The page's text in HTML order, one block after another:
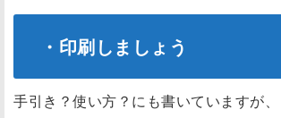
・印刷しましょう
手引き？使い方？にも書いていますが、